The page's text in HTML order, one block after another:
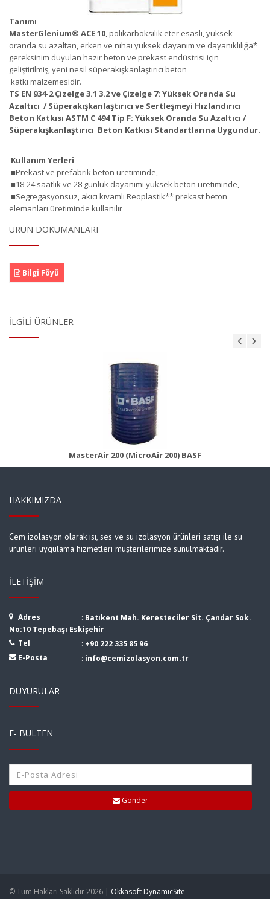
Tanımı
MasterGlenium® ACE 10, polikarboksilik eter esaslı, yüksek
oranda su azaltan, erken ve nihai yüksek dayanım ve dayanıklılığa*
gereksinim duyulan hazır beton ve prekast endüstrisi için
geliştirilmiş, yeni nesil süperakışkanlaştırıcı beton
katkı malzemesidir.
TS EN 934-2 Çizelge 3.1 3.2 ve Çizelge 7: Yüksek Oranda Su
Azaltıcı / Süperakışkanlaştırıcı ve Sertleşmeyi Hızlandırıcı
Beton Katkısı ASTM C 494 Tip F: Yüksek Oranda Su Azaltıcı /
Süperakışkanlaştırıcı Beton Katkısı Standartlarına Uygundur.
Kullanım Yerleri
■Prekast ve prefabrik beton üretiminde,
■18-24 saatlik ve 28 günlük dayanımı yüksek beton üretiminde,
■Segregasyonsuz, akıcı kıvamlı Reoplastik** prekast beton
elemanları üretiminde kullanılır
ÜRÜN DÖKÜMANLARI
Bilgi Föyü
İLGILI ÜRÜNLER
MasterAir 200 (MicroAir 200) BASF
MasterAir 200B (MicroAir 200B)
Ürün Detayı
HAKKIMIZDA
Cem izolasyon olarak ısı, ses ve su izolasyon ürünleri satışı ile su
ürünleri uygulama hizmetleri müşterilerimize sunulmaktadır.
İLETIŞIM
Adres : Batıkent Mah. Keresteciler Sit. Çandar Sok.
No:10 Tepebaşı Eskişehir
Tel
: +90 222 335 85 96
E-Posta
: info@cemizolasyon.com.tr
DUYURULAR
E- BÜLTEN
Gönder
© Tüm Hakları Saklıdır 2026 | Okkasoft DynamicSite